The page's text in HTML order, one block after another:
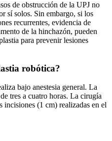
de obstrucción de la UPJ no
sí solos. Sin embargo, si los
recurrentes, evidencia de
de la hinchazón, pueden
para prevenir lesiones
robótica?
bajo anestesia general. La
tres a cuatro horas. La cirugía
incisiones (1 cm) realizadas en el